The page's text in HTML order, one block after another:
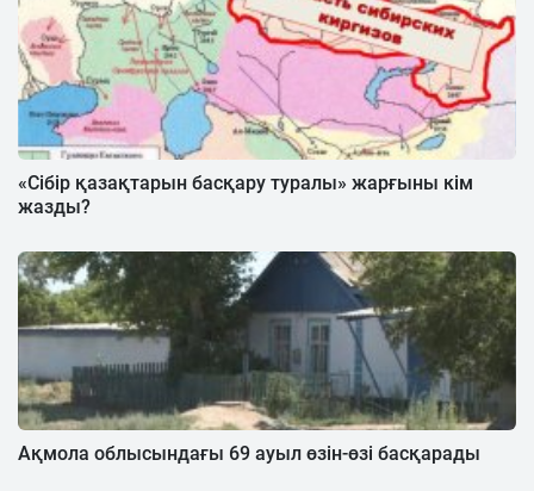
«Сібір қазақтарын басқару туралы» жарғыны кім
жазды?
Ақмола облысындағы 69 ауыл өзін-өзі басқарады